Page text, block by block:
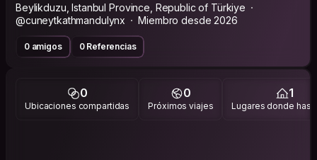
Beylikduzu, Istanbul Province, Republic of Türkiye
@cuneytkathmandulynx
Miembro desde 2026
0 amigos 0 Referencias
0
Ubicaciones compartidas
0
Próximos viajes
1
Lugares donde has